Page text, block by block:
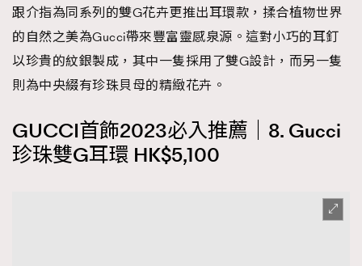
跟介指為同系列的雙G花卉更推出耳環款，揉合植物世界
的自然之美為Gucci帶來豐富靈感泉源。這對小巧的耳釘
以珍貴的紋銀製成，其中一隻採用了雙G設計，而另一隻
則為中央綴有珍珠貝母的精緻花卉。
GUCCI首飾2023必入推薦｜8. Gucci
珍珠雙G耳環 HK$5,100